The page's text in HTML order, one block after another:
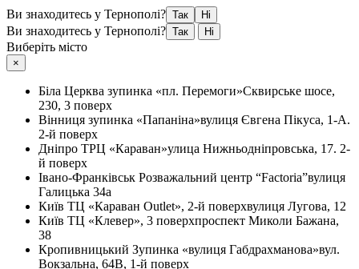
Ви знаходитесь у Тернополі? Так Ні
Ви знаходитесь у Тернополі? Так Ні
Виберіть місто
×
Біла Церква зупинка «пл. Перемоги»Сквирське шосе,
230, 3 поверх
Вінниця зупинка «Папаніна»вулиця Євгена Пікуса, 1-А.
2-й поверх
Дніпро ТРЦ «Караван»улица Нижньодніпровська, 17. 2-
й поверх
Івано-Франківськ Розважальний центр “Factoria”вулиця
Галицька 34а
Київ ТЦ «Караван Outlet», 2-й поверхвулиця Лугова, 12
Київ ТЦ «Клевер», 3 поверхпроспект Миколи Бажана,
38
Кропивницький Зупинка «вулиця Габдрахманова»вул.
Вокзальна, 64В, 1-й поверх